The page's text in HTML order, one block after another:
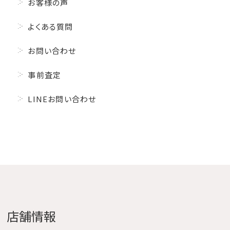
よくある質問
お問い合わせ
事前査定
LINEお問い合わせ
店舗情報